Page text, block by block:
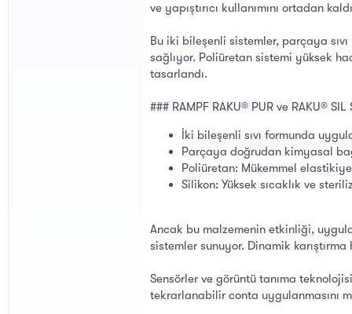
ve yapıştırıcı kullanımını ortadan
Bu iki bileşenli sistemler, parçaya
sağlıyor. Poliüretan sistemi yüksek
tasarlandı.
### RAMPF RAKU® PUR ve RAKU®
İki bileşenli sıvı formunda
Parçaya doğrudan kimyasal
Poliüretan: Mükemmel
Silikon: Yüksek sıcaklık ve
Ancak bu malzemenin etkinliği,
sistemler sunuyor. Dinamik
Sensörler ve görüntü tanıma
tekrarlanabilir conta uygulanmasını